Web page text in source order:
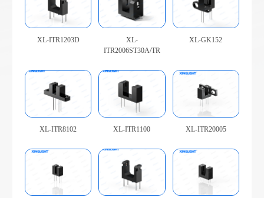
XL-ITR1203D
XL-
ITR2006ST30A/TR
XL-GK152
XL-ITR8102 XL-ITR1100 XL-ITR20005